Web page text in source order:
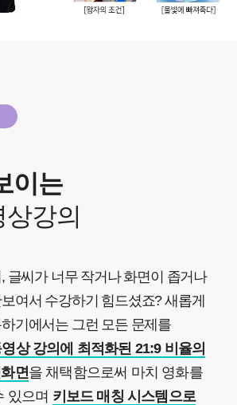
이는
강의
글씨가 너무 작거나 화면이 좁거나
여서 수강하기 힘드셨죠? 새롭게
기에서는 그런 모든 문제를
상 강의에 최적화된 21:9 비율의
면 을 채택함으로써 마치 영화를
있으며 키보드 매칭 시스템으로